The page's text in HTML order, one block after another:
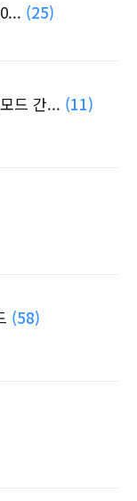
(25)
드 간... (11)
(58)